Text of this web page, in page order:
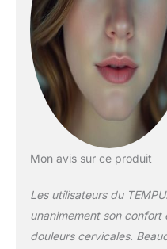
Mon avis sur ce produit
Les utilisateurs du
unanimement son
douleurs cervicales.